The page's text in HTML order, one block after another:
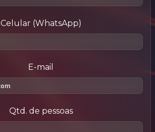
Celular (WhatsApp)
E-mail
Qtd. de pessoas